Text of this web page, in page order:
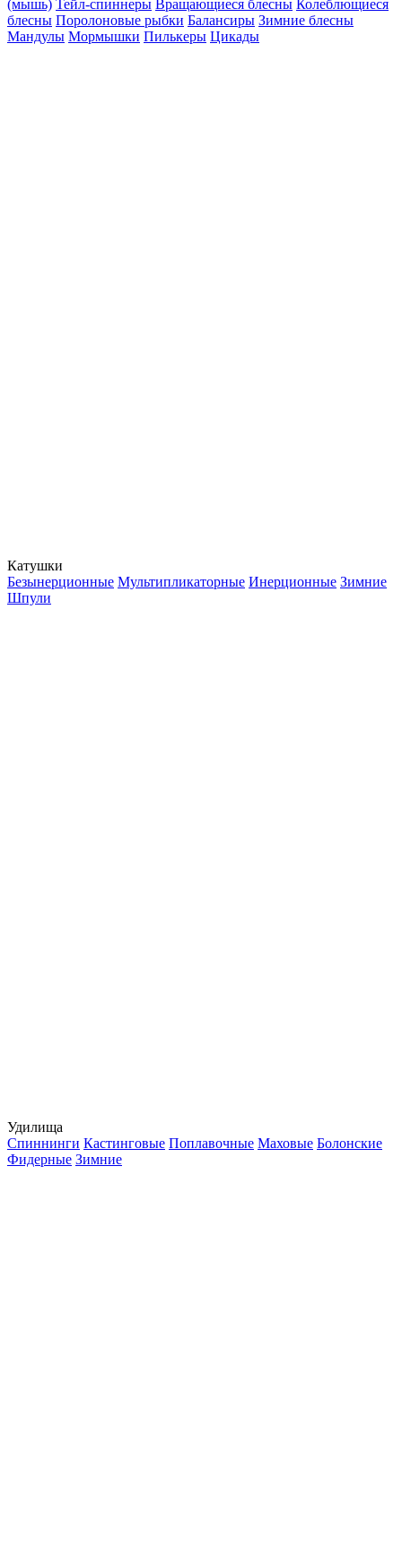
(мышь) Тейл-спиннеры Вращающиеся блесны Колеблющиеся
блесны Поролоновые рыбки Балансиры Зимние блесны
Мандулы Мормышки Пилькеры Цикады
Катушки
Безынерционные Мультипликаторные Инерционные Зимние
Шпули
Удилища
Спиннинги Кастинговые Поплавочные Маховые Болонские
Фидерные Зимние